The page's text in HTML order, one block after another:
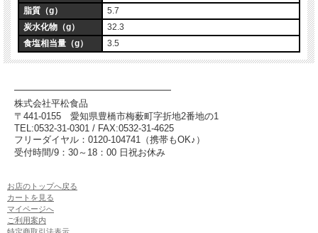
脂質（g）
5.7
炭水化物（g）
32.3
食塩相当量（g）
3.5
━━━━━━━━━━━━━━━━━
株式会社平松食品
〒441-0155
愛知県豊橋市梅薮町字折地2番地の1
TEL:0532-31-0301 / FAX:0532-31-4625
フリーダイヤル：0120-104741（携帯もOK♪）
受付時間/9：30～18：00 日祝お休み
お店のトップへ戻る
カートを見る
マイページへ
ご利用案内